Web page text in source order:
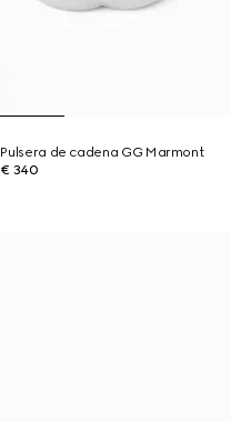
Pulsera de cadena GG Marmont
€ 340